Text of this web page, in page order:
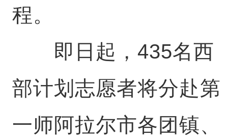
程。
即日起，435名西
部计划志愿者将分赴第
一师阿拉尔市各团镇、